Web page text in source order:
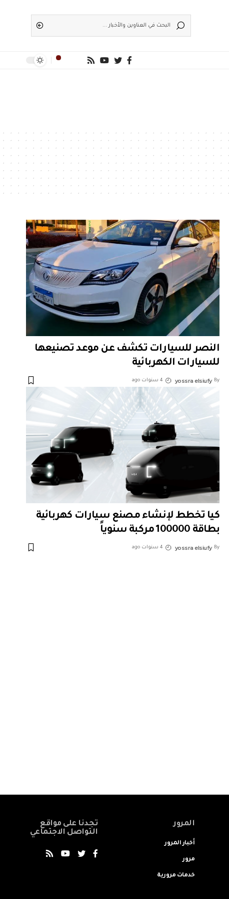
النصر للسيارات تكشف عن موعد تصنيعها
للسيارات الكهربائية
By
yossra elsiufy 4 سنوات ago
كيا تخطط لإنشاء مصنع سيارات كهربائية
بطاقة 100000 مركبة سنوياً
By
yossra elsiufy 4 سنوات ago
المرور
أخبار المرور
مرور
خدمات مرورية
تجدنا على مواقع
التواصل الاجتماعي